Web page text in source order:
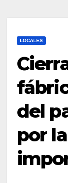
LOCALES
del
por